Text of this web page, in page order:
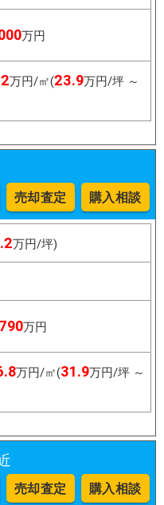
万円
万円/㎡(23.9万円/坪 ～
売却査定 購入相談
万円/坪)
万円
万円/㎡(31.9万円/坪 ～
売却査定 購入相談